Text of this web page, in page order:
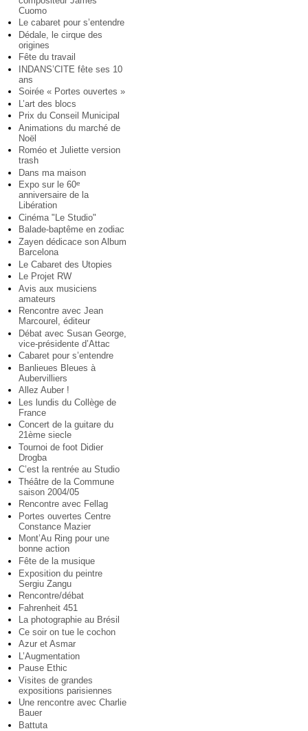
Cuomo
Le cabaret pour s’entendre
Dédale, le cirque des
origines
Fête du travail
INDANS’CITE fête ses 10
ans
Soirée « Portes ouvertes »
L’art des blocs
Prix du Conseil Municipal
Animations du marché de
Noël
Roméo et Juliette version
trash
Dans ma maison
Expo sur le 60e
anniversaire de la
Libération
Cinéma "Le Studio"
Balade-baptême en zodiac
Zayen dédicace son Album
Barcelona
Le Cabaret des Utopies
Le Projet RW
Avis aux musiciens
amateurs
Rencontre avec Jean
Marcourel, éditeur
Débat avec Susan George,
vice-présidente d’Attac
Cabaret pour s’entendre
Banlieues Bleues à
Aubervilliers
Allez Auber !
Les lundis du Collège de
France
Concert de la guitare du
21ème siecle
Tournoi de foot Didier
Drogba
C’est la rentrée au Studio
Théâtre de la Commune
saison 2004/05
Rencontre avec Fellag
Portes ouvertes Centre
Constance Mazier
Mont’Au Ring pour une
bonne action
Fête de la musique
Exposition du peintre
Sergiu Zangu
Rencontre/débat
Fahrenheit 451
La photographie au Brésil
Ce soir on tue le cochon
Azur et Asmar
L’Augmentation
Pause Ethic
Visites de grandes
expositions parisiennes
Une rencontre avec Charlie
Bauer
Battuta